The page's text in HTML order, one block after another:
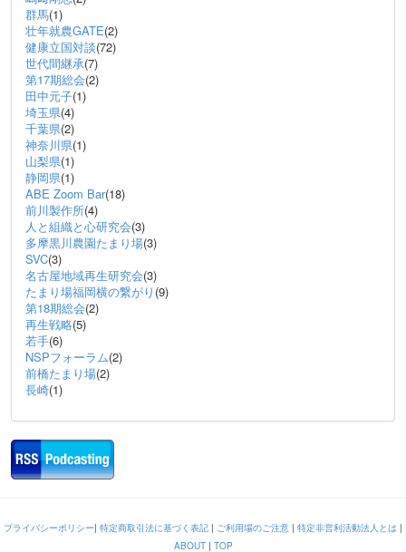
群馬(1)
壮年就農GATE(2)
健康立国対談(72)
世代間継承(7)
第17期総会(2)
田中元子(1)
埼玉県(4)
千葉県(2)
神奈川県(1)
山梨県(1)
静岡県(1)
ABE Zoom Bar(18)
前川製作所(4)
人と組織と心研究会(3)
多摩黒川農園たまり場(3)
SVC(3)
名古屋地域再生研究会(3)
たまり場福岡横の繋がり (9)
第18期総会(2)
再生戦略(5)
若手(6)
NSPフォーラム(2)
前橋たまり場(2)
長崎(1)
プライバシーポリシー| 特定商取引法に基づく表記 | ご利用場のご注意 | 特定非営利活動法人とは |
ABOUT| TOP